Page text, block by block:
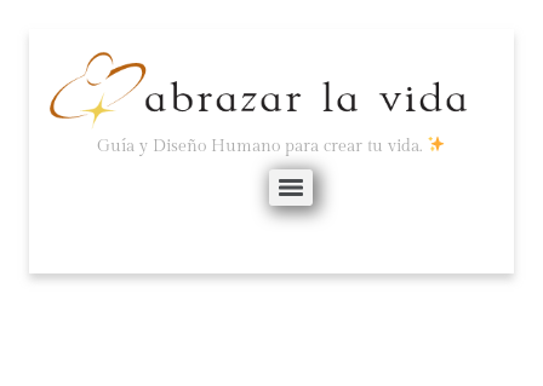
Guía y Diseño Humano para crear tu vida.